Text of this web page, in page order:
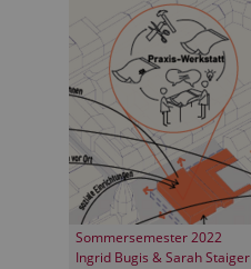
Sommersemester 2022
Ingrid Bugis & Sarah Staiger